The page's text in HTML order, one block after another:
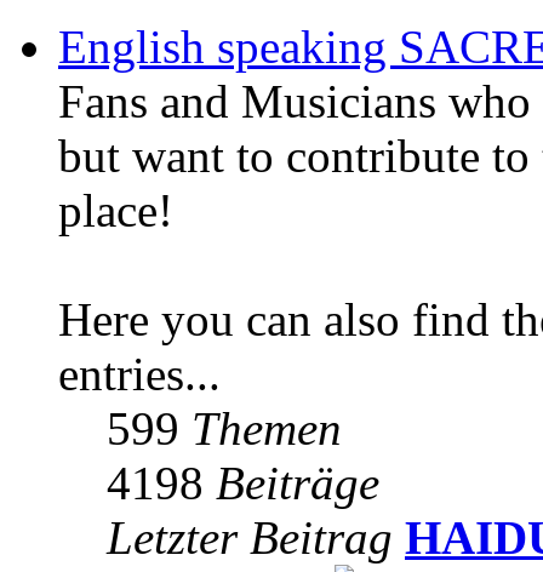
English speaking
Fans and Musicians
but want to contribute to
place!
Here you can also find
entries...
599 Themen
4198 Beiträge
Letzter Beitrag